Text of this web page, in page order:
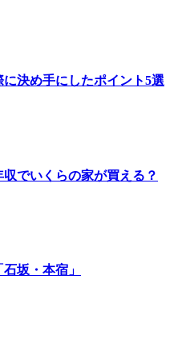
決め手にしたポイント5選
でいくらの家が買える？
坂・本宿」